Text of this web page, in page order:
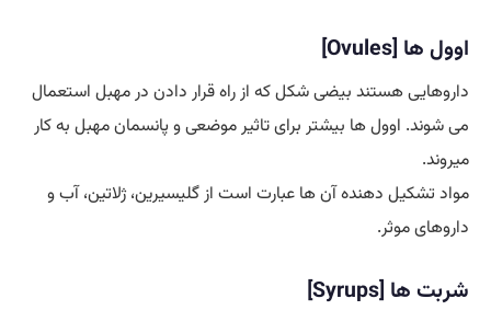
اوول ها [Ovules]
داروهایی هستند بیضی شکل که از راه قرار دادن در مهبل استعمال
می شوند. اوول ها بیشتر برای تاثیر موضعی و پانسمان مهبل به کار
میروند.
مواد تشکیل دهنده آن ها عبارت است از گلیسیرین، ژلاتین، آب و
داروهای موثر.
شربت ها [Syrups]